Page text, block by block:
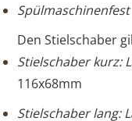
Spülmaschinenfest
Den Stielschaber
Stielschaber kurz:
116x68mm
Stielschaber lang: